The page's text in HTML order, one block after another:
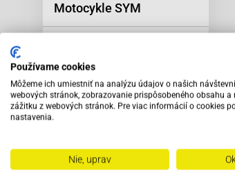
Motocykle SYM
Náradie
Výpredaj
Používame cookies
Môžeme ich umiestniť na analýzu údajov o našich
webových stránok, zobrazovanie prispôsobeného obsahu a
zážitku z webových stránok. Pre viac informácií o cookies
nastavenia.
Nie, uprav